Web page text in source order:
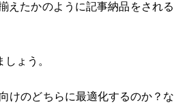
えたかのように記事納品をされる
ょう。
けのどちらに最適化するのか？な